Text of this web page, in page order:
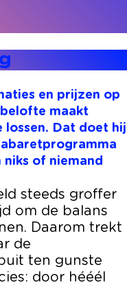
en prijzen op
maakt
lossen. Dat doet hij
of niemand
steeds groffer
om de balans
Daarom trekt
de
ten gunste
door hééél